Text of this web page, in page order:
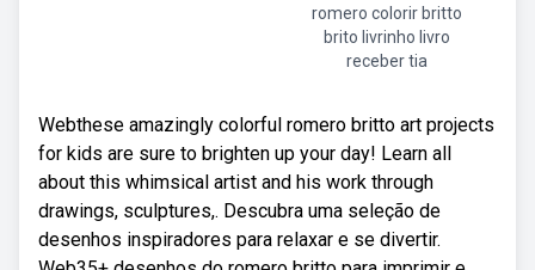
romero colorir britto
brito livrinho livro
receber tia
Webthese amazingly colorful romero britto art projects
for kids are sure to brighten up your day! Learn all
about this whimsical artist and his work through
drawings, sculptures,. Descubra uma seleção de
desenhos inspiradores para relaxar e se divertir.